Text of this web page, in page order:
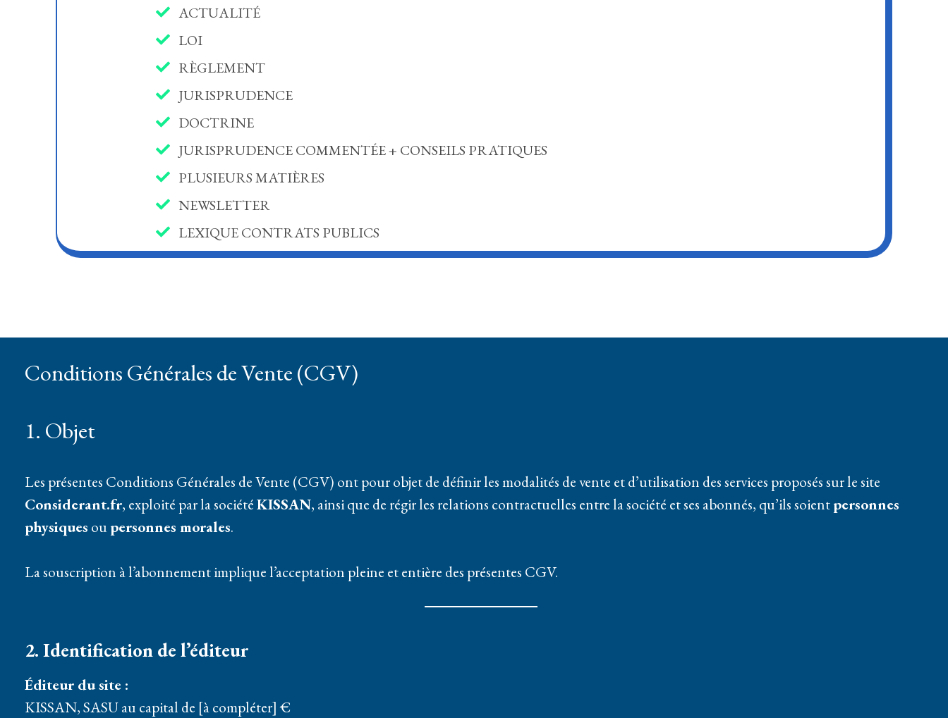
ACTUALITÉ
LOI
RÈGLEMENT
JURISPRUDENCE
DOCTRINE
JURISPRUDENCE COMMENTÉE + CONSEILS PRATIQUES
PLUSIEURS MATIÈRES
NEWSLETTER
LEXIQUE CONTRATS PUBLICS
Conditions Générales de Vente (CGV)
1. Objet
Les présentes Conditions Générales de Vente (CGV) ont pour objet de définir les modalités de vente et d’utilisation des services proposés sur le site
Considerant.fr, exploité par la sociétéKISSAN, ainsi que de régir les relations contractuelles entre la société et ses abonnés, qu’ils soientpersonnes
physiques oupersonnes morales.
La souscription à l’abonnement implique l’acceptation pleine et entière des présentes CGV.
2. Identification de l’éditeur
Éditeur du site :
KISSAN, SASU au capital de [à compléter] €